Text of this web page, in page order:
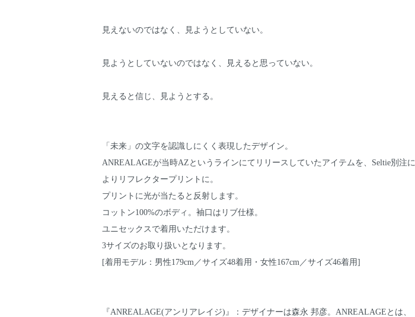
見えないのではなく、見ようとしていない。
見ようとしていないのではなく、見えると思っていない。
見えると信じ、見ようとする。
「未来」の文字を認識しにくく表現したデザイン。
ANREALAGEが当時AZというラインにてリリースしていたアイテムを、Seltie別注に
よりリフレクタープリントに。
プリントに光が当たると反射します。
コットン100%のボディ。袖口はリブ仕様。
ユニセックスで着用いただけます。
3サイズのお取り扱いとなります。
[着用モデル：男性179cm／サイズ48着用・女性167cm／サイズ46着用]
『ANREALAGE(アンリアレイジ)』：デザイナーは森永 邦彦。ANREALAGEとは、